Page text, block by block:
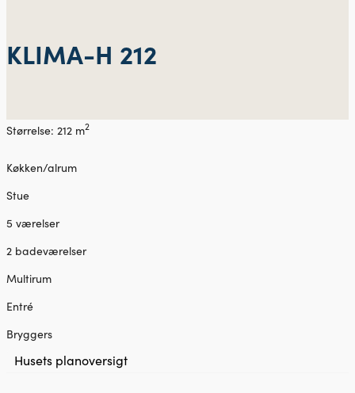
KLIMA-H 212
Størrelse: 212 m2
Køkken/alrum
Stue
5 værelser
2 badeværelser
Multirum
Entré
Bryggers